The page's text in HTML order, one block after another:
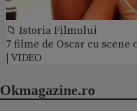
📁 Istoria Filmului
7 filme de Oscar cu
| VIDEO
Okmagazine.ro